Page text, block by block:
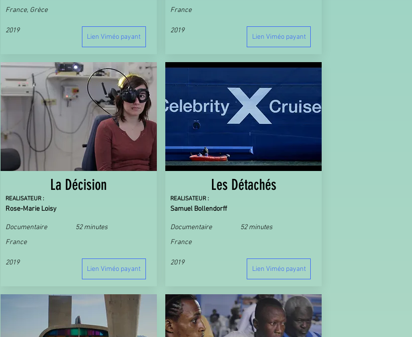
France, Grèce
2019
Lien Viméo payant
La Décision
REALISATEUR :
Rose-Marie Loisy
Documentaire
52 minutes
France
2019
Lien Viméo payant
France
2019
Lien Viméo payant
Les Détachés
REALISATEUR :
Samuel Bollendorff
Documentaire
52 minutes
France
2019
Lien Viméo payant